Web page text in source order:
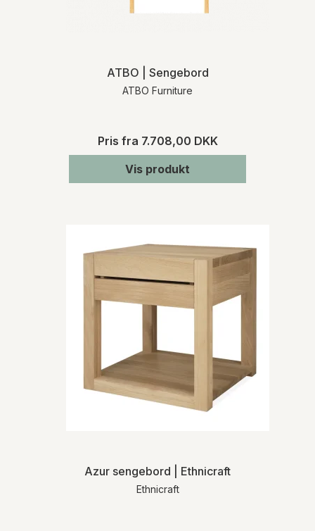
ATBO | Sengebord
ATBO Furniture
Pris fra 7.708,00 DKK
Vis produkt
Azur sengebord | Ethnicraft
Ethnicraft